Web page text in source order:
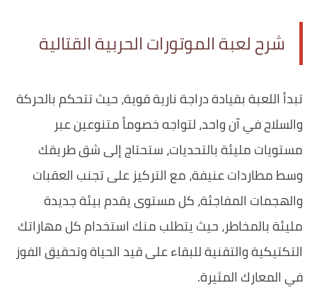
شرح لعبة الموتورات الحربية القتالية
تبدأ اللعبة بقيادة دراجة نارية قوية، حيث تتحكم بالحركة
والسلاح في آن واحد، لتواجه خصوماً متنوعين عبر
مستويات مليئة بالتحديات، ستحتاج إلى شق طريقك
وسط مطاردات عنيفة، مع التركيز على تجنب العقبات
والهجمات المفاجئة، كل مستوى يقدم بيئة جديدة
مليئة بالمخاطر، حيث يتطلب منك استخدام كل مهاراتك
التكتيكية والتقنية للبقاء على قيد الحياة وتحقيق الفوز
في المعارك المثيرة.